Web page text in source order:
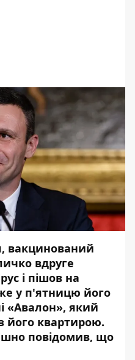
вакцинований
вдруге
і пішов на
у п'ятницю його
«Авалон», який
його квартирою.
повідомив, що